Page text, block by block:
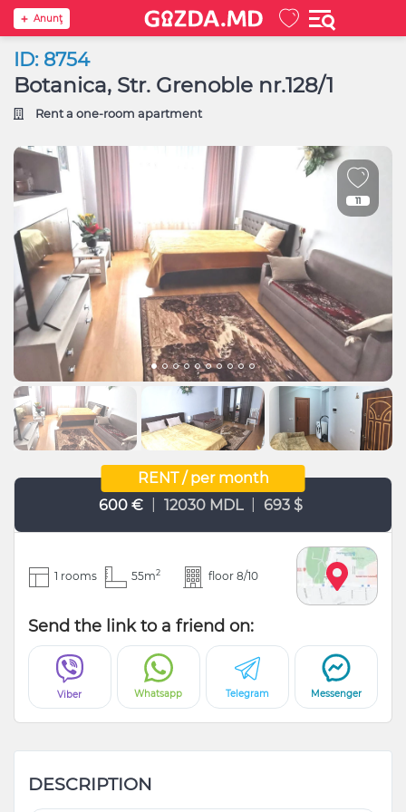
Anunţ
ID: 8754
Botanica, Str. Grenoble nr.128/1
Rent a one-room apartment
11
RENT / per month
600 €
12030 MDL 693 $
1 rooms 55m2 floor 8/10
Send the link to a friend on:
Viber Whatsapp Telegram Messenger
DESCRIPTION